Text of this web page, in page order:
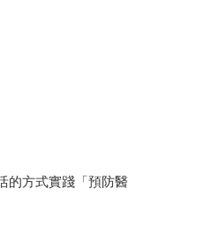
的方式實踐「預防醫